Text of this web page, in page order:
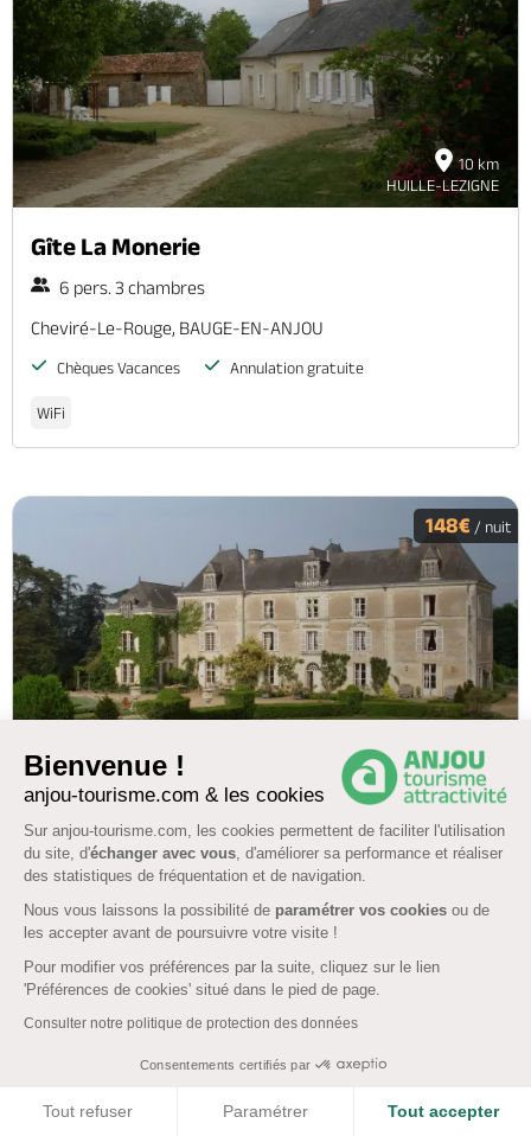
Bienvenue !
anjou-tourisme.com & les cookies
Sur anjou-tourisme.com, les cookies permettent de faciliter l'utilisation
du site, d'échanger avec vous, d'améliorer sa performance et réaliser
des statistiques de fréquentation et de navigation.
Nous vous laissons la possibilité de paramétrer vos cookies ou de
les accepter avant de poursuivre votre visite !
Pour modifier vos préférences par la suite, cliquez sur le lien
'Préférences de cookies' situé dans le pied de page.
Consulter notre politique de protection des données
Consentements certifiés par
Tout refuser Paramétrer Tout accepter
10 km
HUILLE-LEZIGNE
Gîte La Monerie
6 pers. 3 chambres
Cheviré-Le-Rouge, BAUGE-EN-ANJOU
Chèques Vacances Annulation gratuite
WiFi
4 km
HUILLE-LEZIGNE
148€ / nuit
Chambres d'hôtes et suite au Château de
Chambiers à Durtal
15 pers. 5 chambres
Piscine WiFi Location/prêt de vélo Ménage offert